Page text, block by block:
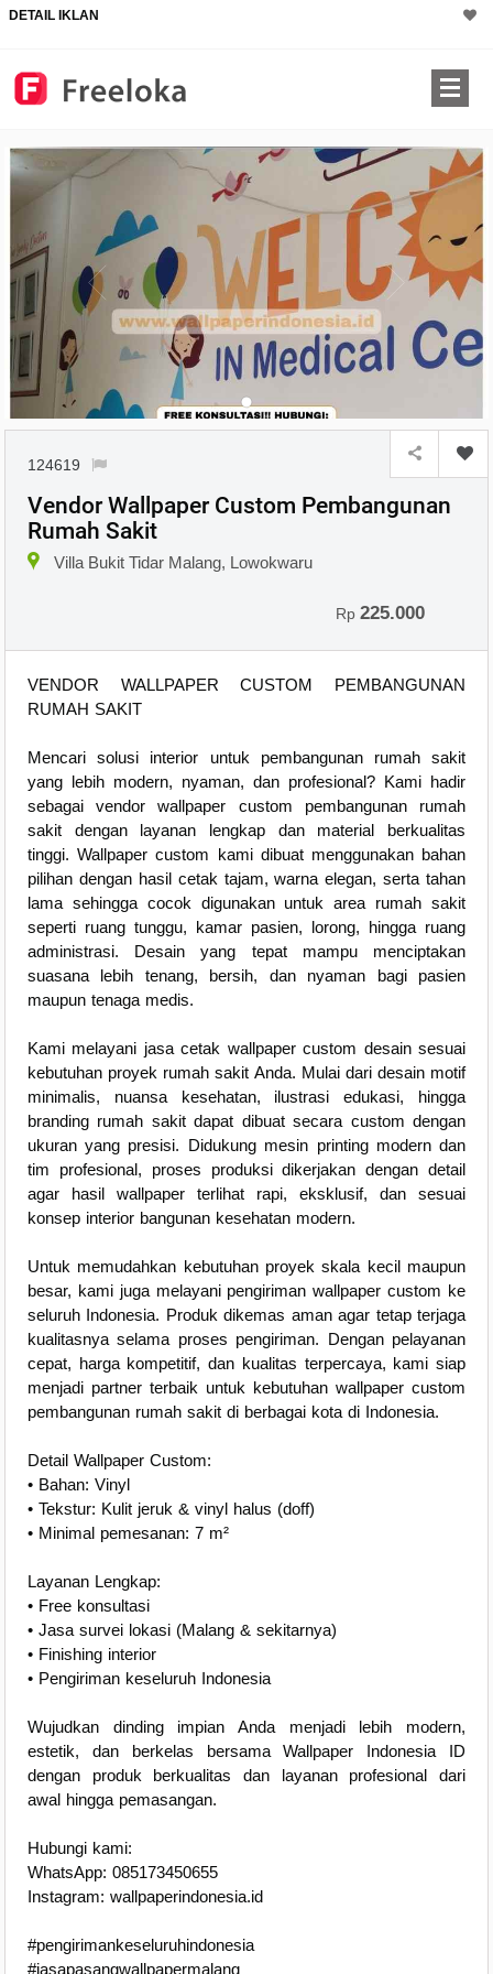
DETAIL IKLAN
124619
Vendor Wallpaper Custom Pembangunan
Rumah Sakit
Villa Bukit Tidar Malang, Lowokwaru
Rp225.000
VENDOR WALLPAPER CUSTOM PEMBANGUNAN
RUMAH SAKIT
Mencari solusi interior untuk pembangunan rumah sakit
yang lebih modern, nyaman, dan profesional? Kami hadir
sebagai vendor wallpaper custom pembangunan rumah
sakit dengan layanan lengkap dan material berkualitas
tinggi. Wallpaper custom kami dibuat menggunakan bahan
pilihan dengan hasil cetak tajam, warna elegan, serta tahan
lama sehingga cocok digunakan untuk area rumah sakit
seperti ruang tunggu, kamar pasien, lorong, hingga ruang
administrasi. Desain yang tepat mampu menciptakan
suasana lebih tenang, bersih, dan nyaman bagi pasien
maupun tenaga medis.
Kami melayani jasa cetak wallpaper custom desain sesuai
kebutuhan proyek rumah sakit Anda. Mulai dari desain motif
minimalis, nuansa kesehatan, ilustrasi edukasi, hingga
branding rumah sakit dapat dibuat secara custom dengan
ukuran yang presisi. Didukung mesin printing modern dan
tim profesional, proses produksi dikerjakan dengan detail
agar hasil wallpaper terlihat rapi, eksklusif, dan sesuai
konsep interior bangunan kesehatan modern.
Untuk memudahkan kebutuhan proyek skala kecil maupun
besar, kami juga melayani pengiriman wallpaper custom ke
seluruh Indonesia. Produk dikemas aman agar tetap terjaga
kualitasnya selama proses pengiriman. Dengan pelayanan
cepat, harga kompetitif, dan kualitas terpercaya, kami siap
menjadi partner terbaik untuk kebutuhan wallpaper custom
pembangunan rumah sakit di berbagai kota di Indonesia.
Detail Wallpaper Custom:
• Bahan: Vinyl
• Tekstur: Kulit jeruk & vinyl halus (doff)
• Minimal pemesanan: 7 m²
Layanan Lengkap:
• Free konsultasi
• Jasa survei lokasi (Malang & sekitarnya)
• Finishing interior
• Pengiriman keseluruh Indonesia
Wujudkan dinding impian Anda menjadi lebih modern,
estetik, dan berkelas bersama Wallpaper Indonesia ID
dengan produk berkualitas dan layanan profesional dari
awal hingga pemasangan.
Hubungi kami:
WhatsApp: 085173450655
Instagram: wallpaperindonesia.id
#pengirimankeseluruhindonesia
#jasapasangwallpapermalang